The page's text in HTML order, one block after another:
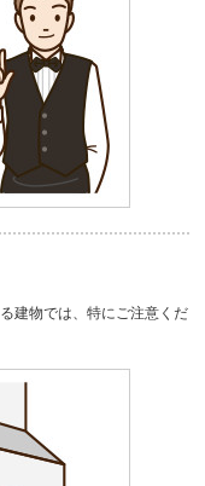
建物では、特にご注意くだ